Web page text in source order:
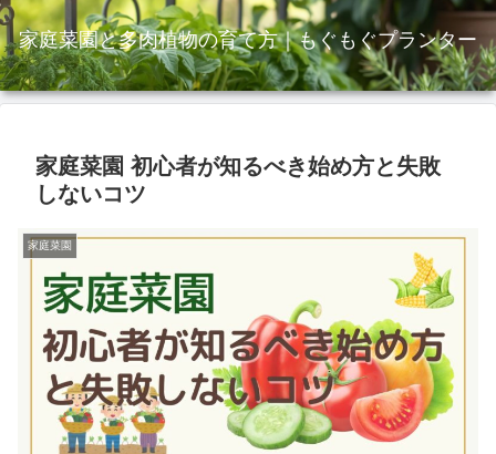
家庭菜園と多肉植物の育て方｜もぐもぐプランター
家庭菜園 初心者が知るべき始め方と失敗
しないコツ
家庭菜園